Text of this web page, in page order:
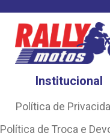
Institucional
Política de
Política de Troca e